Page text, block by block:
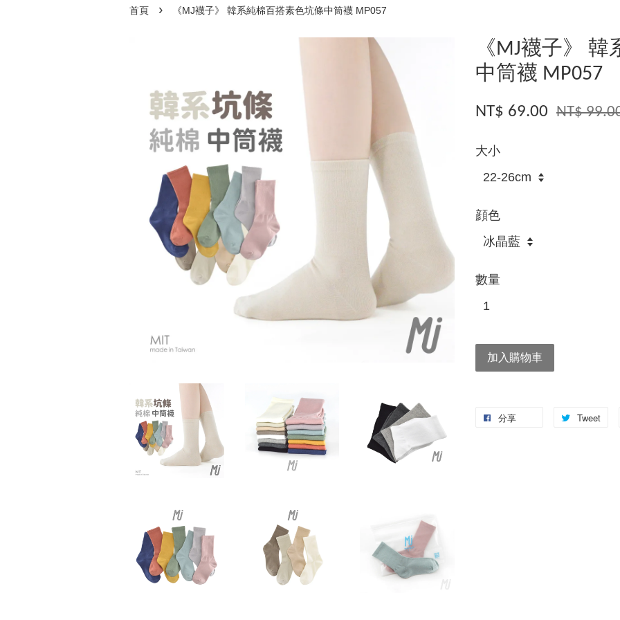
首頁 › 《MJ襪子》 韓系純棉百搭素色坑條中筒襪 MP057
《MJ襪子》
中筒襪 MP057
NT$ 69.00 NT$
大小
顔色
數量
加入購物車
分享 Tweet